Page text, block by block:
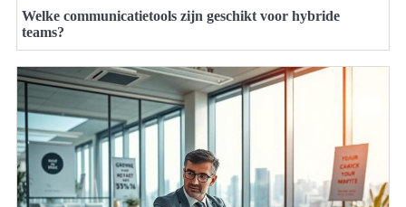
Welke communicatietools zijn geschikt voor hybride
teams?